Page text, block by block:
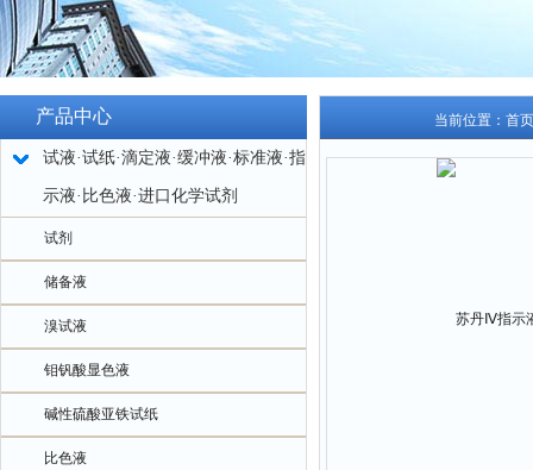
产品中心
试液·试纸·滴定液·缓冲液·标准液·指
示液·比色液·进口化学试剂
试剂
储备液
溴试液
钼钒酸显色液
碱性硫酸亚铁试纸
比色液
当前位置： 首页